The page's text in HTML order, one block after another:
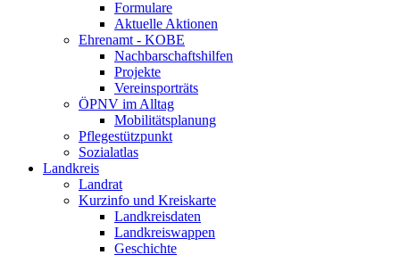
Formulare
Aktuelle Aktionen
Ehrenamt - KOBE
Nachbarschaftshilfen
Projekte
Vereinsporträts
ÖPNV im Alltag
Mobilitätsplanung
Pflegestützpunkt
Sozialatlas
Landkreis
Landrat
Kurzinfo und Kreiskarte
Landkreisdaten
Landkreiswappen
Geschichte